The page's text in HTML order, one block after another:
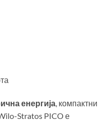
енергија, компактни
Stratos PICO е